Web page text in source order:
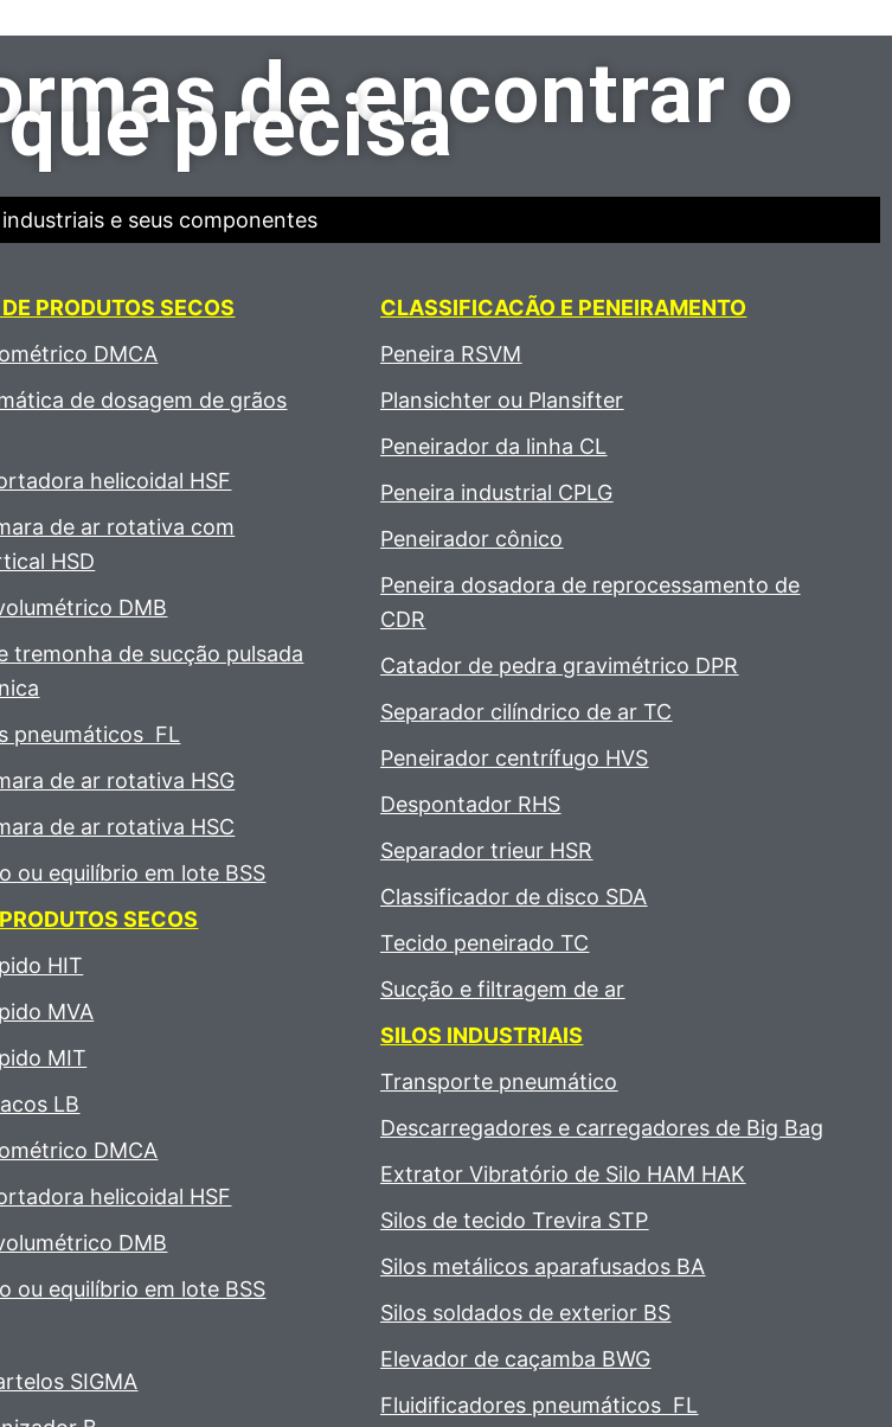
de encontrar o
que precisa
e seus componentes
PRODUTOS SECOS
DMCA
de dosagem de grãos
helicoidal HSF
de ar rotativa com
HSD
DMB
tremonha de sucção pulsada
pneumáticos FL
de ar rotativa HSG
de ar rotativa HSC
ou equilíbrio em lote BSS
SECOS
HIT
MVA
MIT
LB
DMCA
helicoidal HSF
DMB
ou equilíbrio em lote BSS
SIGMA
CLASSIFICACÃO E PENEIRAMENTO
Peneira RSVM
Plansichter ou Plansifter
Peneirador da linha CL
Peneira industrial CPLG
Peneirador cônico
Peneira dosadora de reprocessamento de
CDR
Catador de pedra gravimétrico DPR
Separador cilíndrico de ar TC
Peneirador centrífugo HVS
Despontador RHS
Separador trieur HSR
Classificador de disco SDA
Tecido peneirado TC
Sucção e filtragem de ar
SILOS INDUSTRIAIS
Transporte pneumático
Descarregadores e carregadores de Big Bag
Extrator Vibratório de Silo HAM HAK
Silos de tecido Trevira STP
Silos metálicos aparafusados BA
Silos soldados de exterior BS
Elevador de caçamba BWG
Fluidificadores pneumáticos FL